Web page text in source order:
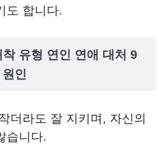
도 합니다.
착 유형 연인 연애 대처 9
인
더라도 잘 지키며, 자신의
습니다.